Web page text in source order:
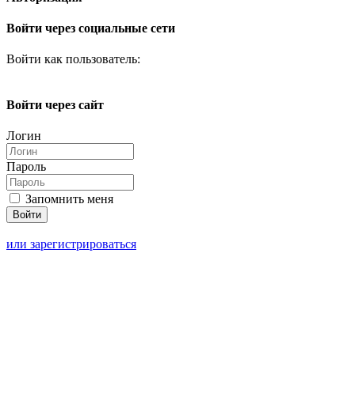
Войти через социальные сети
Войти как пользователь:
Войти через сайт
Логин
Пароль
Запомнить меня
или зарегистрироваться